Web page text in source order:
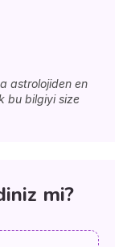
astrolojiden en
bu bilgiyi size
mi?